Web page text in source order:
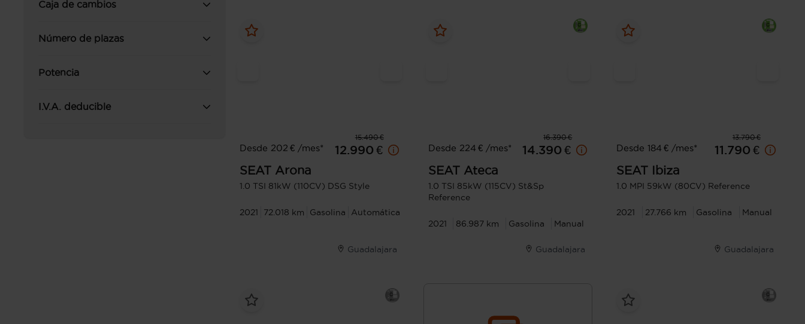
Caja de cambios
Número de plazas
Potencia
I.V.A. deducible
15.490 €
Desde 202 € /mes*
12.990 €
SEAT Arona
1.0 TSI 81kW (110CV) DSG Style
2021 72.018 km Gasolina Automática
Guadalajara
16.390 €
Desde 224 € /mes*
14.390 €
SEAT Ateca
1.0 TSI 85kW (115CV) St&Sp
Reference
2021 86.987 km Gasolina Manual
Guadalajara
13.790 €
Desde 184 € /mes*
11.790 €
SEAT
Ibiza
1.0 MPI 59kW (80CV) Reference
2021 27.766 km Gasolina Manual
Guadalajara